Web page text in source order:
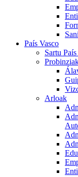
País Vasco
Sartu
Arloak